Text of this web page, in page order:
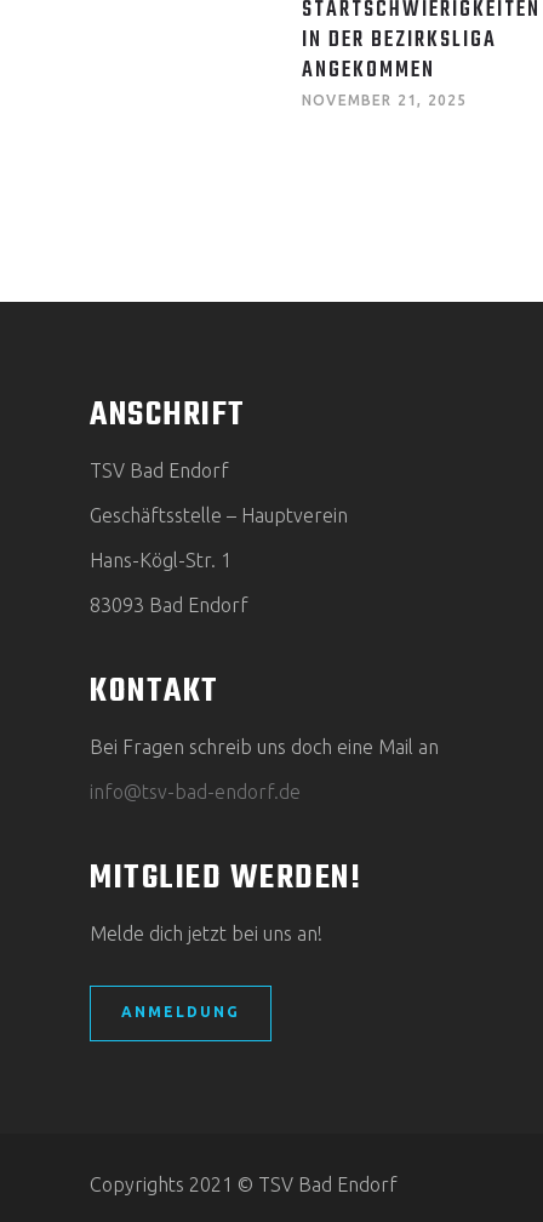
STARTSCHWIERIGKEITEN
IN DER BEZIRKSLIGA
ANGEKOMMEN
NOVEMBER 21, 2025
ANSCHRIFT
TSV Bad Endorf
Geschäftsstelle – Hauptverein
Hans-Kögl-Str. 1
83093 Bad Endorf
KONTAKT
Bei Fragen schreib uns doch eine Mail an
info@tsv-bad-endorf.de
MITGLIED WERDEN!
Melde dich jetzt bei uns an!
ANMELDUNG
Copyrights 2021 © TSV Bad Endorf